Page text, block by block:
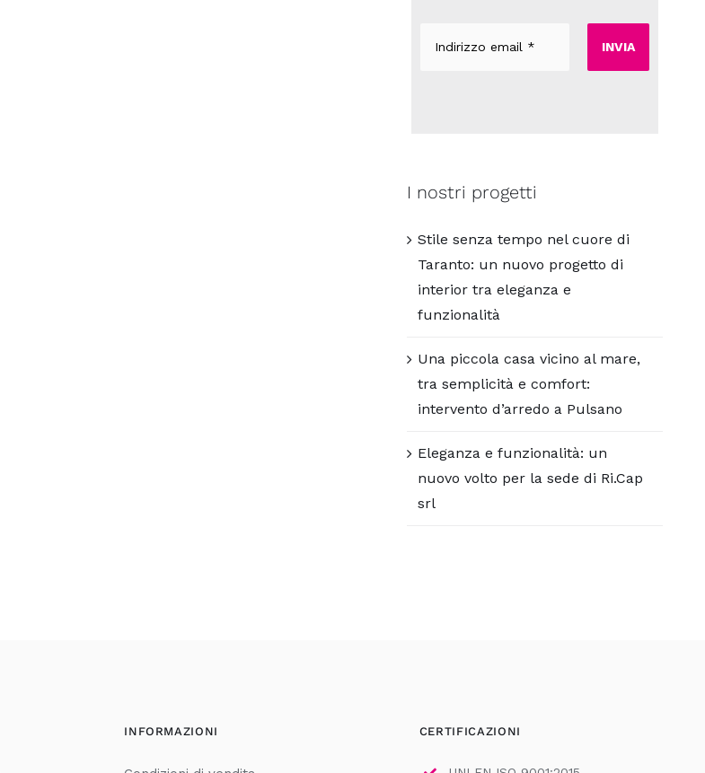
email
I nostri progetti
Stile senza tempo nel cuore di
Taranto: un nuovo progetto di
interior tra eleganza e
funzionalità
Una piccola casa vicino al mare,
tra semplicità e comfort:
intervento d’arredo a Pulsano
Eleganza e funzionalità: un
nuovo volto per la sede di Ri.Cap
srl
INFORMAZIONI CERTIFICAZIONI